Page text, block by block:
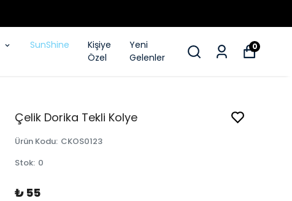
SunShine
Kişiye
Özel
Yeni
Gelenler
0
Çelik Dorika Tekli Kolye
Ürün Kodu: CKOS0123
Stok: 0
₺ 55